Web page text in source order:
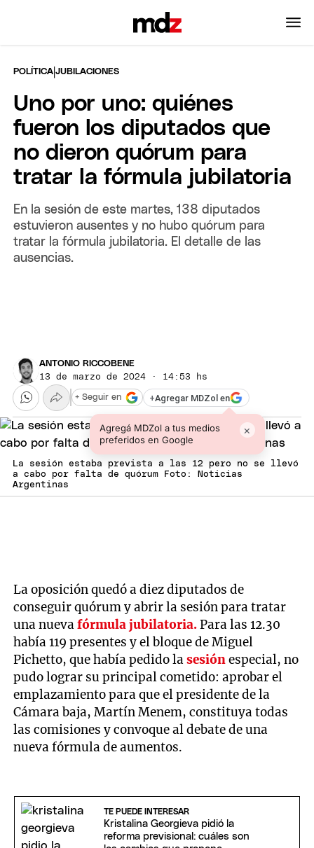
POLÍTICA |JUBILACIONES
Uno por uno: quiénes
fueron los diputados que
no dieron quórum para
tratar la fórmula jubilatoria
En la sesión de este martes, 138 diputados
estuvieron ausentes y no hubo quórum para
tratar la fórmula jubilatoria. El detalle de las
ausencias.
ANTONIO RICCOBENE
13 de marzo de 2024 · 14:53 hs
+Agregar MDZol en
Agregá MDZol a tus medios
preferidos en Google
×
+ Seguir en
La sesión estaba prevista a las 12 pero no se llevó
a cabo por falta de quórum Foto: Noticias
Argentinas
La oposición quedó a diez diputados de
conseguir quórum y abrir la sesión para tratar
una nuevafórmula jubilatoria.Para las 12.30
había 119 presentes y el bloque de Miguel
Pichetto, que había pedido lasesiónespecial, no
pudo lograr su principal cometido: aprobar el
emplazamiento para que el presidente de la
Cámara baja, Martín Menem, constituya todas
las comisiones y convoque al debate de una
nueva fórmula de aumentos.
TE PUEDE INTERESAR
Kristalina Georgieva pidió la
reforma previsional: cuáles son